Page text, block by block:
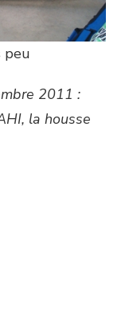
peu
2011 :
la housse